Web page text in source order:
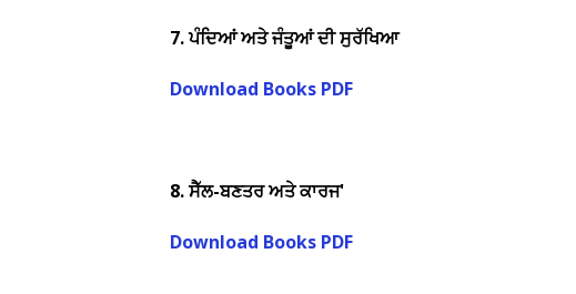
7.ਪੰਦਿਆਂ ਅਤੇ ਜੰਤੂਆਂ ਦੀ ਸੁਰੱਖਿਆ
Download Books PDF
8.ਸੈੱਲ-ਬਣਤਰ ਅਤੇ ਕਾਰਜ'
Download Books PDF